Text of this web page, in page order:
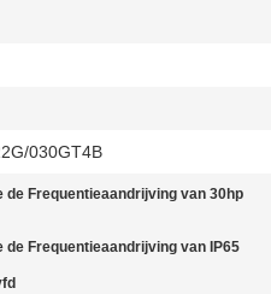
030GT4B
de Frequentieaandrijving van 30hp
de Frequentieaandrijving van IP65